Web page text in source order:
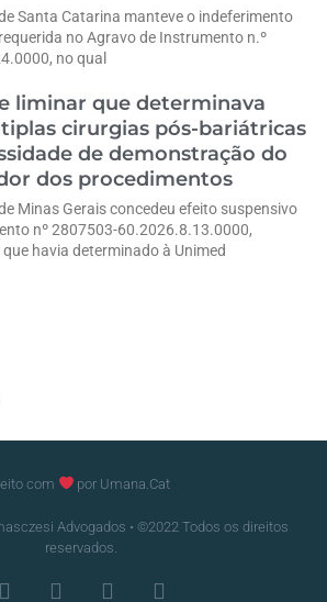
Santa Catarina manteve o indeferimento
no Agravo de Instrumento n.º
no qual
liminar que determinava
cirurgias pós-bariátricas
de demonstração do
dos procedimentos
Minas Gerais concedeu efeito suspensivo
nº 2807503-60.2026.8.13.0000,
havia determinado à Unimed
com por Umana.Cat
Advogados • ©2022 Todos os direitos
reservados.